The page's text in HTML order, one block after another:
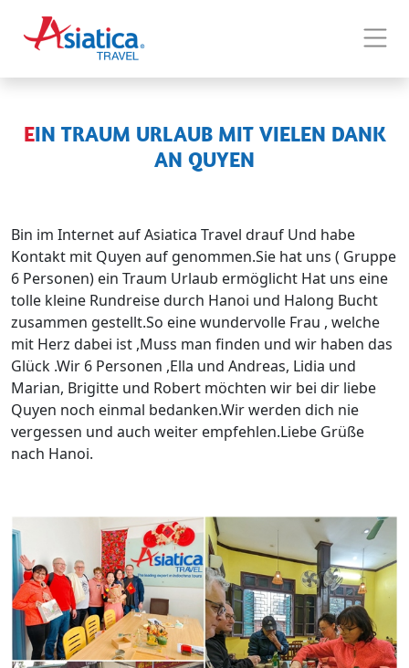
EIN TRAUM URLAUB MIT VIELEN DANK
AN QUYEN
Bin im Internet auf Asiatica Travel drauf Und habe
Kontakt mit Quyen auf genommen.Sie hat uns ( Gruppe
6 Personen) ein Traum Urlaub ermöglicht Hat uns eine
tolle kleine Rundreise durch Hanoi und Halong Bucht
zusammen gestellt.So eine wundervolle Frau , welche
mit Herz dabei ist ,Muss man finden und wir haben das
Glück .Wir 6 Personen ,Ella und Andreas, Lidia und
Marian, Brigitte und Robert möchten wir bei dir liebe
Quyen noch einmal bedanken.Wir werden dich nie
vergessen und auch weiter empfehlen.Liebe Grüße
nach Hanoi.